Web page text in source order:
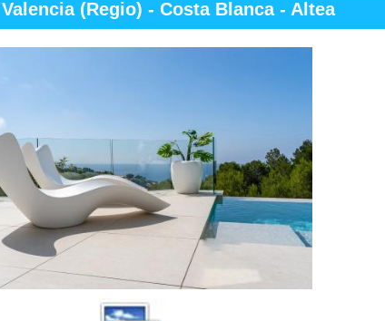
(Regio) - Costa Blanca - Altea